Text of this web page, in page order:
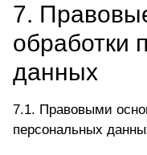
7.
обработки
данных
7.1. Правовыми
персональных